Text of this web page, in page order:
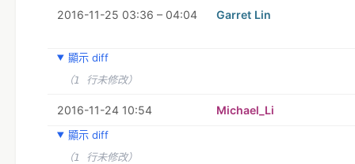
2016-11-25 03:36 – 04:04 Garret Lin
顯示 diff
（1 行未修改）
2016-11-24 10:54 Michael_Li
顯示 diff
（1 行未修改）